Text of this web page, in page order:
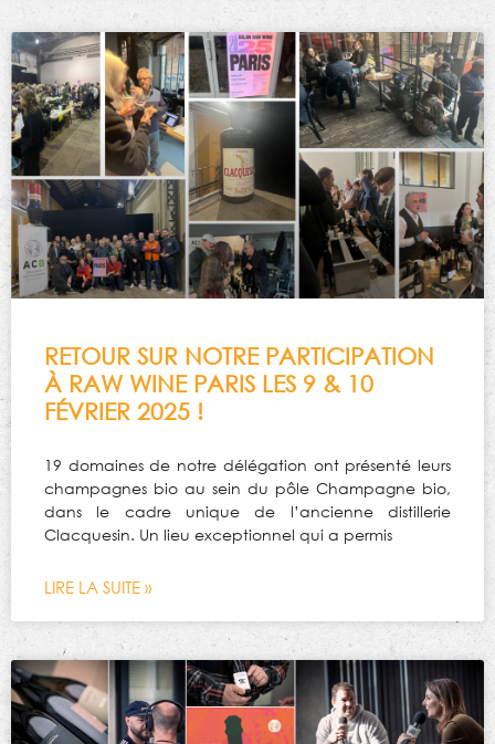
RETOUR SUR NOTRE PARTICIPATION
À RAW WINE PARIS LES 9 & 10
FÉVRIER 2025 !
19 domaines de notre délégation ont présenté leurs
champagnes bio au sein du pôle Champagne bio,
dans le cadre unique de l’ancienne distillerie
Clacquesin. Un lieu exceptionnel qui a permis
LIRE LA SUITE »